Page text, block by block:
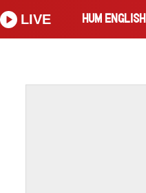
HUM ENGLISH
LIVE